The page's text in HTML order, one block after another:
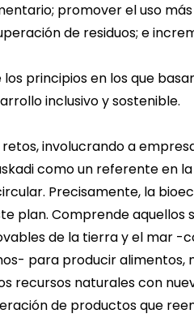
promover el uso
de residuos; e
los principios en los que
inclusivo y sostenible.
involucrando a
como un referente en
Precisamente, la
plan. Comprende
de la tierra y el mar -
para producir alimentos,
recursos naturales con
de productos que